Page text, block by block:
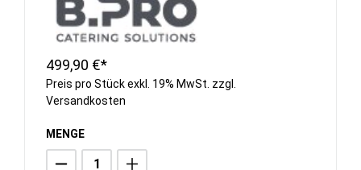
499,90 €*
Preis pro Stück exkl. 19% MwSt. zzgl.
Versandkosten
MENGE